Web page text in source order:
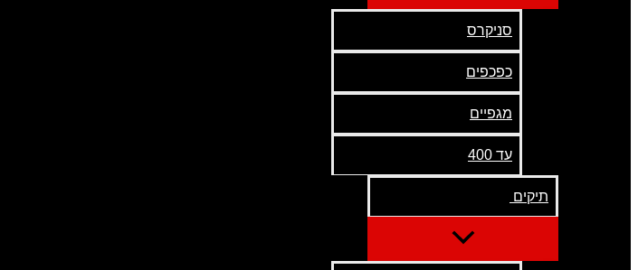
סניקרס
כפכפים
מגפיים
עד 400
תיקים